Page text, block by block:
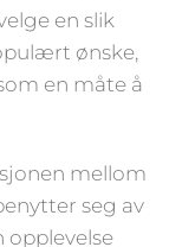
en slik
ønske,
en måte å
mellom
seg av
opplevelse